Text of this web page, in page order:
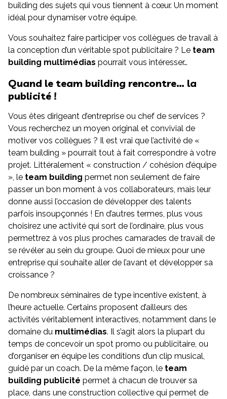
building des sujets qui vous tiennent à cœur. Un moment
idéal pour dynamiser votre équipe.
Vous souhaitez faire participer vos collègues de travail à
la conception d’un véritable spot publicitaire ? Le team
building multimédias pourrait vous intéresser…
Quand le team building rencontre… la
publicité !
Vous êtes dirigeant d’entreprise ou chef de services ?
Vous recherchez un moyen original et convivial de
motiver vos collègues ? Il est vrai que l’activité de «
team building » pourrait tout à fait correspondre à votre
projet. Littéralement « construction / cohésion d’équipe
», le team building permet non seulement de faire
passer un bon moment à vos collaborateurs, mais leur
donne aussi l’occasion de développer des talents
parfois insoupçonnés ! En d’autres termes, plus vous
choisirez une activité qui sort de l’ordinaire, plus vous
permettrez à vos plus proches camarades de travail de
se révéler au sein du groupe. Quoi de mieux pour une
entreprise qui souhaite aller de l’avant et développer sa
croissance ?
De nombreux séminaires de type incentive existent, à
l’heure actuelle. Certains proposent d’ailleurs des
activités véritablement interactives, notamment dans le
domaine du multimédias. Il s’agit alors la plupart du
temps de concevoir un spot promo ou publicitaire, ou
d’organiser en équipe les conditions d’un clip musical,
guidé par un coach. De la même façon, le team
building publicité permet à chacun de trouver sa
place, dans une construction collective qui permet de